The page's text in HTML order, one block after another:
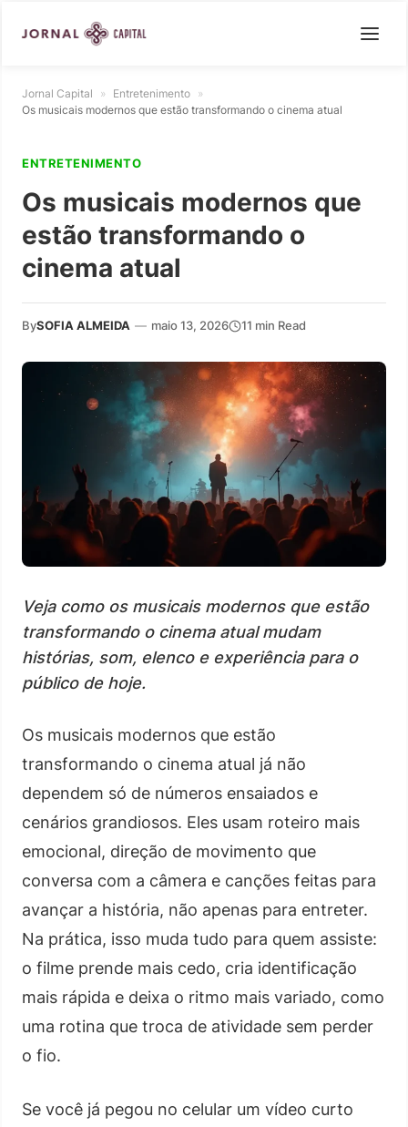
Jornal Capital » Entretenimento »
Os musicais modernos que estão transformando o cinema atual
ENTRETENIMENTO
Os musicais modernos que
estão transformando o
cinema atual
BySOFIA ALMEIDA — maio 13, 2026 11 min Read
Veja como os musicais modernos que estão
transformando o cinema atual mudam
histórias, som, elenco e experiência para o
público de hoje.
Os musicais modernos que estão
transformando o cinema atual já não
dependem só de números ensaiados e
cenários grandiosos. Eles usam roteiro mais
emocional, direção de movimento que
conversa com a câmera e canções feitas para
avançar a história, não apenas para entreter.
Na prática, isso muda tudo para quem assiste:
o filme prende mais cedo, cria identificação
mais rápida e deixa o ritmo mais variado, como
uma rotina que troca de atividade sem perder
o fio.
Se você já pegou no celular um vídeo curto